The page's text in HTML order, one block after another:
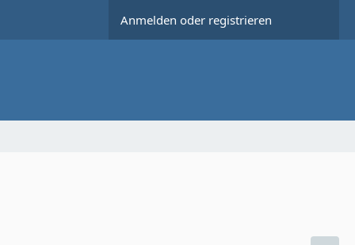
Anmelden oder registrieren